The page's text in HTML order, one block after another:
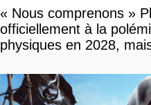
« Nous comprenons »
officiellement à la
physiques en 2028,